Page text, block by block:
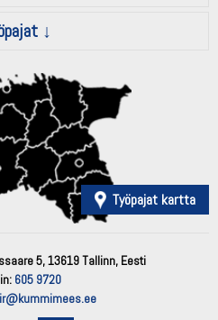
Työpajat kartta
5, 13619 Tallinn, Eesti
605 9720
ir@kummimees.ee